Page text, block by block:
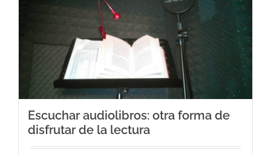
Escuchar audiolibros: otra forma de
disfrutar de la lectura